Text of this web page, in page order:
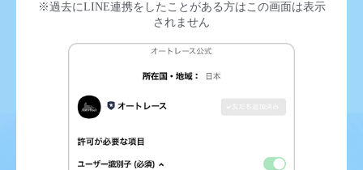
※過去にLINE連携をしたことがある方はこの画面は表示
されません